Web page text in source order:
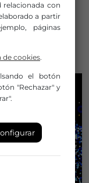
días 13, 14 y
con
a partir
páginas
de cookies.
el botón
"Rechazar" y